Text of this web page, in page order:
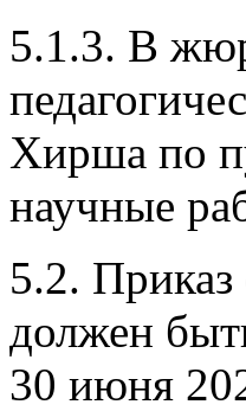
5.1.3. В
Хирша по
научные
5.2. Приказ
должен
30 июня